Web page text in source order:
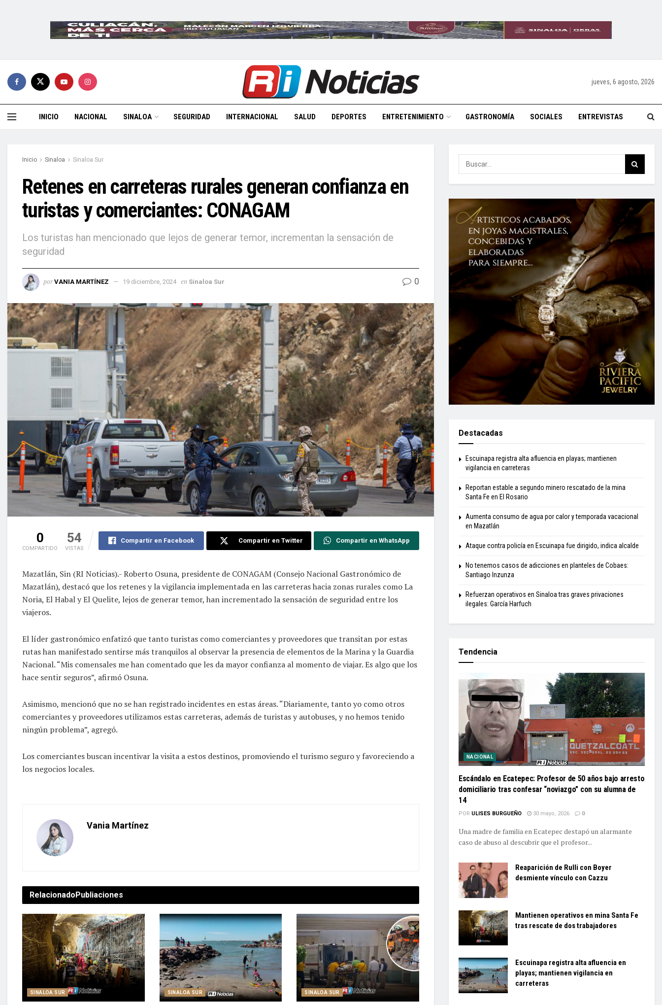
jueves, 6 agosto, 2026
INICIO NACIONAL SINALOA SEGURIDAD INTERNACIONAL SALUD DEPORTES ENTRETENIMIENTO GASTRONOMÍA SOCIALES ENTREVISTAS
Inicio Sinaloa Sinaloa Sur
Retenes en carreteras rurales generan confianza en
turistas y comerciantes: CONAGAM
Los turistas han mencionado que lejos de generar temor, incrementan la sensación de
seguridad
por VANIA MARTÍNEZ 19 diciembre, 2024 en Sinaloa Sur 0
0
COMPARTIDO
54
VISTAS
Compartir en Facebook Compartir en Twitter Compartir en WhatsApp
Mazatlán, Sin (RI Noticias).- Roberto Osuna, presidente de CONAGAM (Consejo Nacional Gastronómico de
Mazatlán), destacó que los retenes y la vigilancia implementada en las carreteras hacia zonas rurales como La
Noria, El Habal y El Quelite, lejos de generar temor, han incrementado la sensación de seguridad entre los
viajeros.
El líder gastronómico enfatizó que tanto turistas como comerciantes y proveedores que transitan por estas
rutas han manifestado sentirse más tranquilos al observar la presencia de elementos de la Marina y la Guardia
Nacional. “Mis comensales me han comentado que les da mayor confianza al momento de viajar. Es algo que los
hace sentir seguros”, afirmó Osuna.
Asimismo, mencionó que no se han registrado incidentes en estas áreas. “Diariamente, tanto yo como otros
comerciantes y proveedores utilizamos estas carreteras, además de turistas y autobuses, y no hemos tenido
ningún problema”, agregó.
Los comerciantes buscan incentivar la visita a estos destinos, promoviendo el turismo seguro y favoreciendo a
los negocios locales.
Vania Martínez
RelacionadoPubliaciones
SINALOA SUR SINALOA SUR SINALOA SUR
Destacadas
Escuinapa registra alta afluencia en playas; mantienen
vigilancia en carreteras
Reportan estable a segundo minero rescatado de la mina
Santa Fe en El Rosario
Aumenta consumo de agua por calor y temporada vacacional
en Mazatlán
Ataque contra policía en Escuinapa fue dirigido, indica alcalde
No tenemos casos de adicciones en planteles de Cobaes:
Santiago Inzunza
Refuerzan operativos en Sinaloa tras graves privaciones
ilegales: García Harfuch
Tendencia
NACIONAL
Escándalo en Ecatepec: Profesor de 50 años bajo arresto
domiciliario tras confesar “noviazgo” con su alumna de
14
POR ULISES BURGUEÑO 30 mayo, 2026 0
Una madre de familia en Ecatepec destapó un alarmante
caso de abuso al descubrir que el profesor...
Reaparición de Rulli con Boyer
desmiente vínculo con Cazzu
Mantienen operativos en mina Santa Fe
tras rescate de dos trabajadores
Escuinapa registra alta afluencia en
playas; mantienen vigilancia en
carreteras